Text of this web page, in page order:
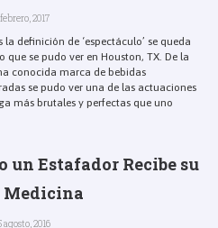
2017
la definición de ‘espectáculo’ se queda
que se pudo ver en Houston, TX. De la
conocida marca de bebidas
se pudo ver una de las actuaciones
más brutales y perfectas que uno
un Estafador Recibe su
Medicina
agosto, 2016